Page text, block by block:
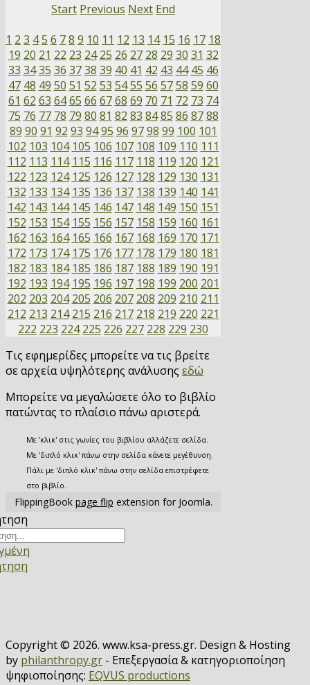
Start Previous Next End
1 2 3 45 6 78 9 10 11 12 13 14 15 16 17 18
19 20 21 22 23 24 25 26 27 28 29 30 31 32
33 34 35 36 37 38 39 40 41 42 43 44 45 46
47 48 49 50 51 52 53 54 55 56 57 58 59 60
61 62 63 64 65 66 67 68 69 70 71 72 73 74
75 76 77 78 79 80 81 82 83 84 85 86 87 88
89 90 91 92 93 94 95 96 97 98 99 100 101
102 103 104 105 106 107 108 109 110 111
112 113 114 115 116 117 118 119 120 121
122 123 124 125 126 127 128 129 130 131
132 133 134 135 136 137 138 139 140 141
142 143 144 145 146 147 148 149 150 151
152 153 154 155 156 157 158 159 160 161
162 163 164 165 166 167 168 169 170 171
172 173 174 175 176 177 178 179 180 181
182 183 184 185 186 187 188 189 190 191
192 193 194 195 196 197 198 199 200 201
202 203 204 205 206 207 208 209 210 211
212 213 214 215 216 217 218 219 220 221
222 223 224 225 226 227 228 229 230
Τις εφημερίδες μπορείτε να τις βρείτε
σε αρχεία υψηλότερης ανάλυσης εδώ
Μπορείτε να μεγαλώσετε όλο το βιβλίο
πατώντας το πλαίσιο πάνω αριστερά.
Με 'κλικ' στις γωνίες του βιβλίου αλλάζετε σελίδα.
Με 'διπλό κλικ' πάνω στην σελίδα κάνετε μεγέθυνση.
Πάλι με 'διπλό κλικ' πάνω στην σελίδα επιστρέφετε
στο βιβλίο.
FlippingBook page flip extension for Joomla.
Copyright © 2026. www.ksa-press.gr. Design & Hosting
by philanthropy.gr - Επεξεργασία & κατηγοριοποίηση
ψηφιοποίησης: EQVUS productions